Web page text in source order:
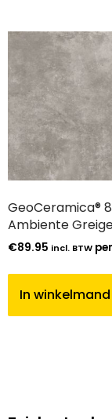
GeoCeramica®
Ambiente
€89.95 incl. BTW
In winkelmand